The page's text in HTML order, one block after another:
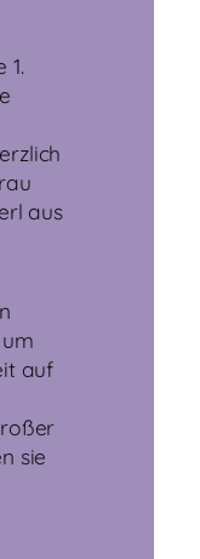
1.
aus
auf
sie